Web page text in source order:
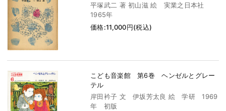
平塚武二 著 初山滋 絵 実業之日本社
1965年
価格:11,000円(税込)
こども音楽館 第6巻 ヘンゼルとグレー
テル
岸田衿子 文 伊坂芳太良 絵 学研 1969
年 初版